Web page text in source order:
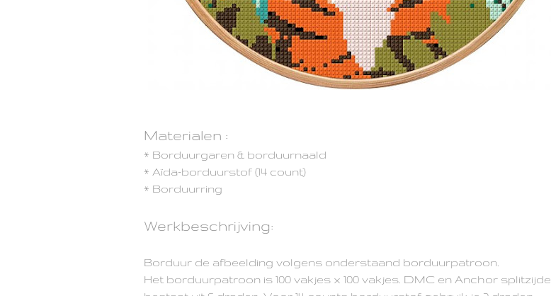
Materialen :
* Borduurgaren & borduurnaald
* Aïda-borduurstof (14 count)
* Borduurring
Werkbeschrijving:
Borduur de afbeelding volgens onderstaand borduurpatroon.
Het borduurpatroon is 100 vakjes x 100 vakjes. DMC en Anchor splitzijde